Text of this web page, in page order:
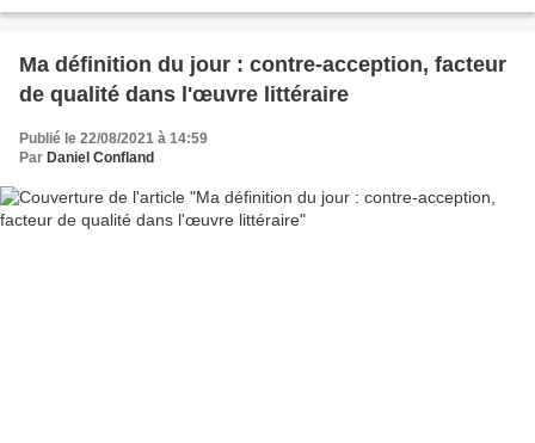
Ma définition du jour : contre-acception, facteur
de qualité dans l'œuvre littéraire
Publié le 22/08/2021 à 14:59
Par Daniel Confland